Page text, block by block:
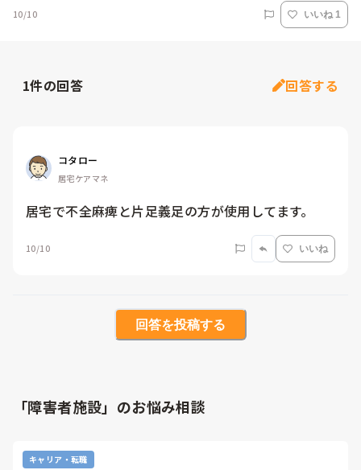
10/10 いいね 1
1件の回答 回答する
コタロー
居宅ケアマネ
居宅で不全麻痺と片足義足の方が使用してます。
10/10 いいね
回答を投稿する
「障害者施設」のお悩み相談
キャリア・転職